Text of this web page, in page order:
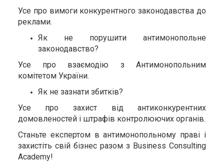
Усе про вимоги конкурентного законодавства до
реклами.
Як не порушити антимонопольне
законодавство?
Усе про взаємодію з Антимонопольним
комітетом України.
Як не зазнати збитків?
Усе про захист від антиконкурентних
домовленостей і штрафів контролюючих органів.
Станьте експертом в антимонопольному праві і
захистіть свій бізнес разом з Business Consulting
Academy!